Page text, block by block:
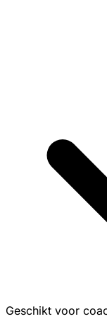
Geschikt voor